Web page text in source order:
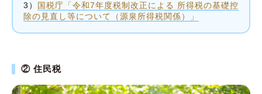
3）
国税庁「令和7年度税制改正による 所得税の基礎控
除の見直し等について（源泉所得税関係）」
② 住民税